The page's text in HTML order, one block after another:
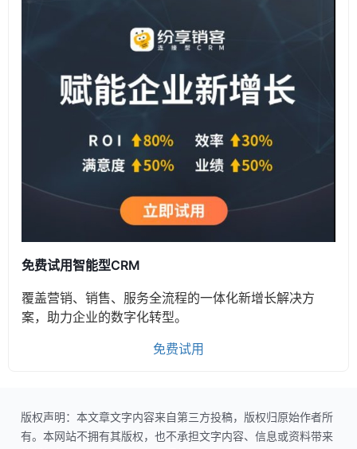
免费试用智能型CRM
覆盖营销、销售、服务全流程的一体化新增长解决方
案，助力企业的数字化转型。
免费试用
版权声明：本文章文字内容来自第三方投稿，版权归原始作者所
有。本网站不拥有其版权，也不承担文字内容、信息或资料带来